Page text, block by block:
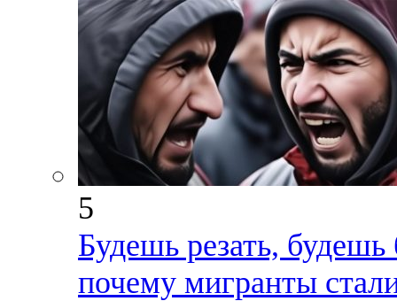
5
Будешь резать,
почему мигранты